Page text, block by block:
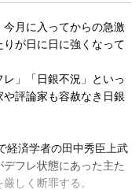
月に入ってからの急激
が日に日に強くなって
」「日銀不況」といっ
評論家も容赦なき日銀
経済学者の田中秀臣上武
フレ状態にあった主た
しく断罪する。